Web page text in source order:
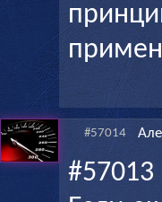
#57014
#57013